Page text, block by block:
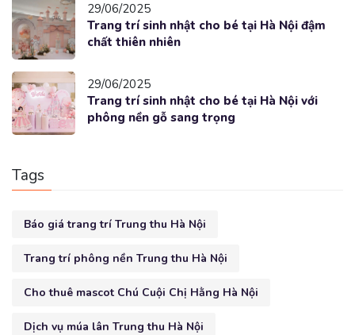
29/06/2025
Trang trí sinh nhật cho bé tại Hà Nội đậm
chất thiên nhiên
29/06/2025
Trang trí sinh nhật cho bé tại Hà Nội với
phông nền gỗ sang trọng
Tags
Báo giá trang trí Trung thu Hà Nội
Trang trí phông nền Trung thu Hà Nội
Cho thuê mascot Chú Cuội Chị Hằng Hà Nội
Dịch vụ múa lân Trung thu Hà Nội